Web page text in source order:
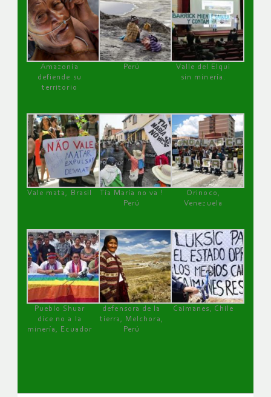
Amazonía
defiende su
territorio
Perú
Valle del Elqui
sin minería.
Vale mata, Brasil
Tía María no va !
Perú
Orinoco,
Venezuela
Pueblo Shuar
dice no a la
minería, Ecuador
defensora de la
tierra, Melchora,
Perú
Caimanes, Chile